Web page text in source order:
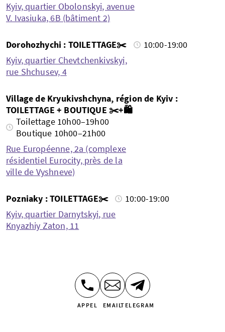
Kyiv, quartier Obolonskyi, avenue
V. Ivasiuka, 6B (bâtiment 2)
Dorohozhychi : TOILETTAGE✂️
10:00-19:00
Kyiv, quartier Chevtchenkivskyi,
rue Shchusev, 4
Village de Kryukivshchyna, région de Kyiv :
TOILETTAGE + BOUTIQUE ✂️+🛍️
Toilettage 10h00–19h00
Boutique 10h00–21h00
Rue Européenne, 2a (complexe
résidentiel Eurocity, près de la
ville de Vyshneve)
Pozniaky : TOILETTAGE✂️
10:00-19:00
Kyiv, quartier Darnytskyi, rue
Knyazhiy Zaton, 11
APPEL EMAILTELEGRAM